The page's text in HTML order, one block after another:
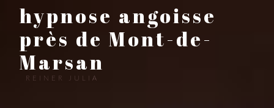
hypnose angoisse
près de Mont-de-
Marsan
REINER JULIA